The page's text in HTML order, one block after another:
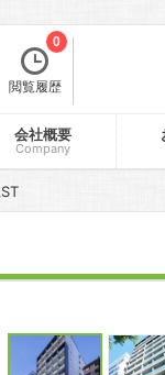
閲覧履歴
0
会社概要
Company